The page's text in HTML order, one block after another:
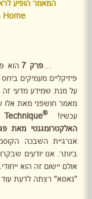
המאמר הופיע לראשונה בשנת
Home
פרק 7
הוא
פיזיקליים מעמיקים
על מנת שמידע מדעי זה
מאמר חושפני מאת אלו
עכשיו!®
האלקטרומגנטי מאת
אנרגיית השבכה
ביותר. אנו יודעים
אולם יישום זה הוא
"נאסא" רצתה לדעת עוד